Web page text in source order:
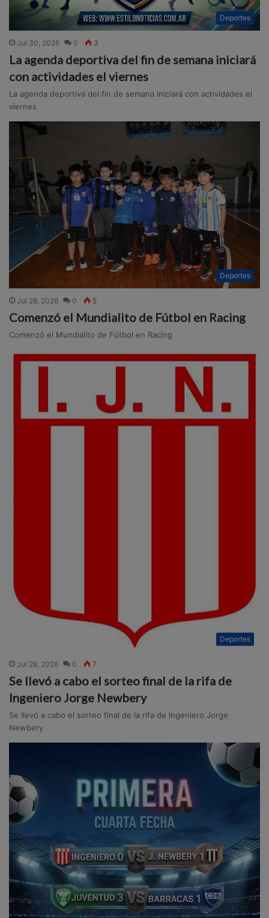
Deportes
Jul 30, 2026 0 3
La agenda deportiva del fin de semana iniciará
con actividades el viernes
La agenda deportiva del fin de semana iniciará con actividades el
viernes
Deportes
Jul 28, 2026 0 5
Comenzó el Mundialito de Fútbol en Racing
Comenzó el Mundialito de Fútbol en Racing
Deportes
Jul 28, 2026 0 7
Se llevó a cabo el sorteo final de la rifa de
Ingeniero Jorge Newbery
Se llevó a cabo el sorteo final de la rifa de Ingeniero Jorge
Newbery